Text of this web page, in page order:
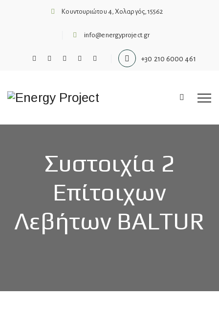
Κουντουριώτου 4, Χολαργός, 15562
info@energyproject.gr
+30 210 6000 461
Συστοιχία 2
Επίτοιχων
Λεβήτων BALTUR